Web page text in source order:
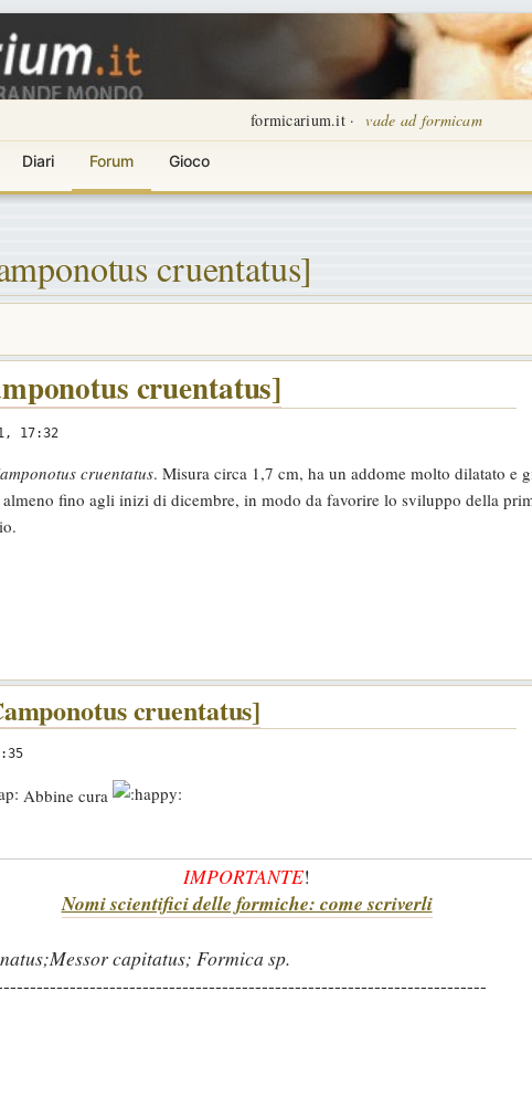
formicarium.it · vade ad formicam
Diari Forum Gioco
cruentatus]
cruentatus]
17:32
cruentatus. Misura circa 1,7 cm, ha un addome molto dilatato e
almeno fino agli inizi di dicembre, in modo da favorire lo sviluppo della
cruentatus]
Abbine cura
IMPORTANTE!
Nomi scientifici delle formiche: come scriverli
capitatus; Formica sp.